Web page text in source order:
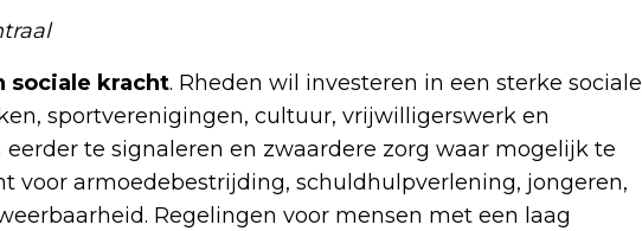
sociale kracht. Rheden wil investeren in een sterke sociale
sportverenigingen, cultuur, vrijwilligerswerk en
te signaleren en zwaardere zorg waar mogelijk te
voor armoedebestrijding, schuldhulpverlening, jongeren,
Regelingen voor mensen met een laag